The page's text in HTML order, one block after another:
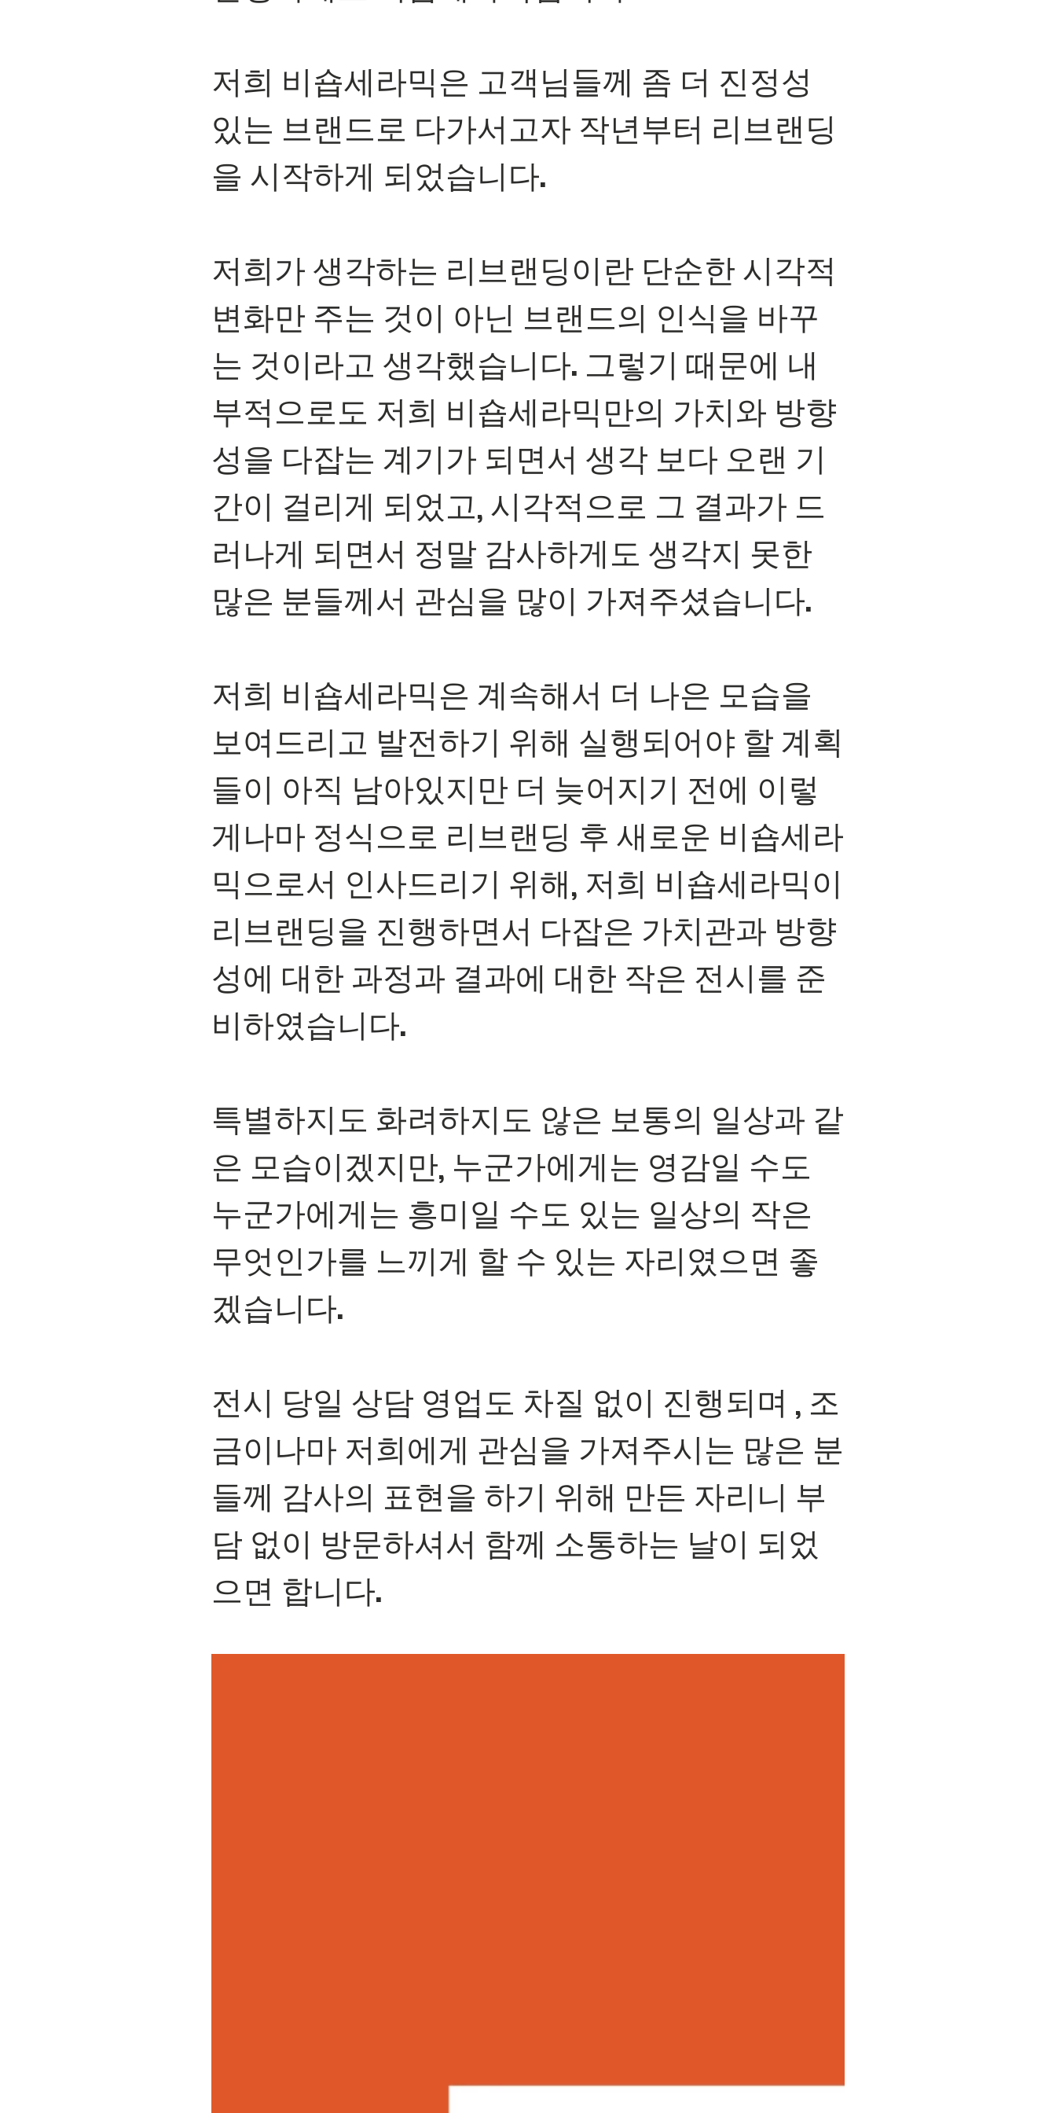
저희 비숍세라믹은 고객님들께 좀 더 진정성
있는 브랜드로 다가서고자 작년부터 리브랜딩
을 시작하게 되었습니다.
저희가 생각하는 리브랜딩이란 단순한 시각적
변화만 주는 것이 아닌 브랜드의 인식을 바꾸
는 것이라고 생각했습니다. 그렇기 때문에 내
부적으로도 저희 비숍세라믹만의 가치와 방향
성을 다잡는 계기가 되면서 생각 보다 오랜 기
간이 걸리게 되었고, 시각적으로 그 결과가 드
러나게 되면서 정말 감사하게도 생각지 못한
많은 분들께서 관심을 많이 가져주셨습니다.
저희 비숍세라믹은 계속해서 더 나은 모습을
보여드리고 발전하기 위해 실행되어야 할 계획
들이 아직 남아있지만 더 늦어지기 전에 이렇
게나마 정식으로 리브랜딩 후 새로운 비숍세라
믹으로서 인사드리기 위해, 저희 비숍세라믹이
리브랜딩을 진행하면서 다잡은 가치관과 방향
성에 대한 과정과 결과에 대한 작은 전시를 준
비하였습니다.
특별하지도 화려하지도 않은 보통의 일상과 같
은 모습이겠지만, 누군가에게는 영감일 수도
누군가에게는 흥미일 수도 있는 일상의 작은
무엇인가를 느끼게 할 수 있는 자리였으면 좋
겠습니다.
전시 당일 상담 영업도 차질 없이 진행되며 , 조
금이나마 저희에게 관심을 가져주시는 많은 분
들께 감사의 표현을 하기 위해 만든 자리니 부
담 없이 방문하셔서 함께 소통하는 날이 되었
으면 합니다.